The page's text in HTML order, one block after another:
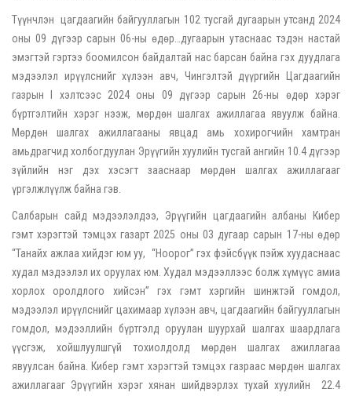
Түүнчлэн цагдаагийн байгууллагын 102 тусгай дугаарын утсанд 2024
оны 09 дүгээр сарын 06-ны өдөр…дугаарын утаснаас тэдэн настай
эмэгтэй гэртээ боомилсон байдалтай нас барсан байна гэх дуудлага
мэдээлэл ирүүлснийг хүлээн авч, Чингэлтэй дүүргийн Цагдаагийн
газрын I хэлтсээс 2024 оны 09 дүгээр сарын 26-ны өдөр хэрэг
бүртгэлтийн хэрэг нээж, мөрдөн шалгах ажиллагаа явуулж байна.
Мөрдөн шалгах ажиллагааны явцад амь хохирогчийн хамтран
амьдрагчид холбогдуулан Эрүүгийн хуулийн тусгай ангийн 10.4 дүгээр
зүйлийн нэг дэх хэсэгт зааснаар мөрдөн шалгах ажиллагааг
үргэлжлүүлж байна гэв.
Салбарын сайд мэдээлэлдээ, Эрүүгийн цагдаагийн албаны Кибер
гэмт хэрэгтэй тэмцэх газарт 2025 оны 03 дугаар сарын 17-ны өдөр
“Танайх ажлаа хийдэг юм уу, “Ноорог” гэх фэйсбүүк пэйж хуудаснаас
худал мэдээлэл их оруулах юм. Худал мэдээллээс болж хүмүүс амиа
хорлох оролдлого хийсэн” гэх гэмт хэргийн шинжтэй гомдол,
мэдээлэл ирүүлснийг цахимаар хүлээн авч, цагдаагийн байгууллагын
гомдол, мэдээллийн бүртгэлд оруулан шуурхай шалгах шаардлага
үүсгэж, хойшлуулшгүй тохиолдолд мөрдөн шалгах ажиллагаа
явуулсан байна. Кибер гэмт хэрэгтэй тэмцэх газраас мөрдөн шалгах
ажиллагааг Эрүүгийн хэрэг хянан шийдвэрлэх тухай хуулийн 22.4